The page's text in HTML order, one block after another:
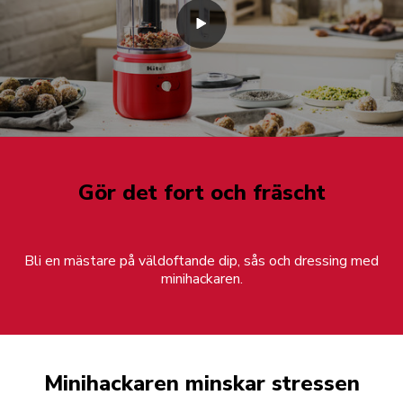
Gör det fort och fräscht
Bli en mästare på väldoftande dip, sås och dressing med
minihackaren.
Minihackaren minskar stressen